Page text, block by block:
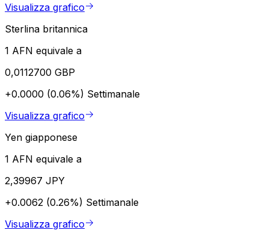
Visualizza grafico
Sterlina britannica
1 AFN equivale a
0,0112700 GBP
+0.0000 (0.06%) Settimanale
Visualizza grafico
Yen giapponese
1 AFN equivale a
2,39967 JPY
+0.0062 (0.26%) Settimanale
Visualizza grafico